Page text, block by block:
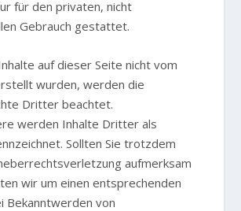
für den privaten, nicht
Gebrauch gestattet.
auf dieser Seite nicht vom
wurden, werden die
Dritter beachtet.
werden Inhalte Dritter als
Sollten Sie trotzdem
aufmerksam
wir um einen entsprechenden
Bekanntwerden von